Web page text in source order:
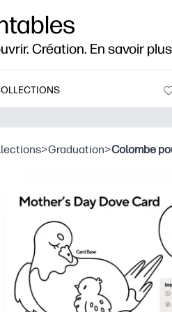
Création. En savoir
>Graduation>Colombe